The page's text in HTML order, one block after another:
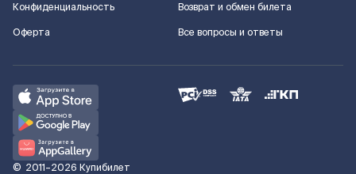
Конфиденциальность
Оферта
Возврат и обмен билета
Все вопросы и ответы
© 2011–2026 Купибилет